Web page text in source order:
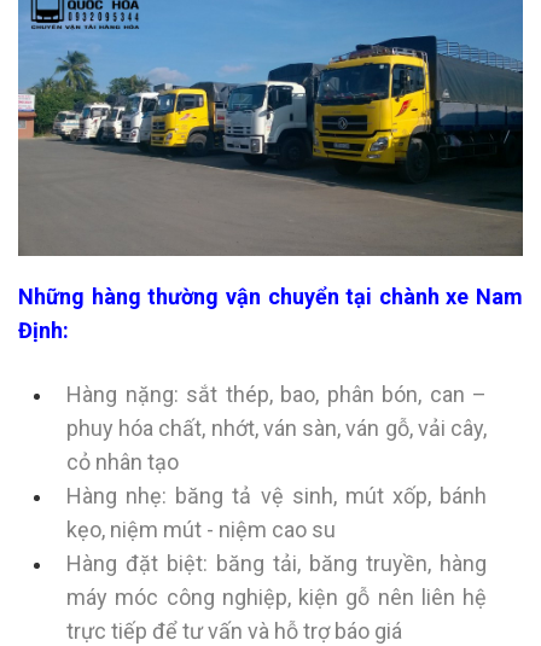
Những hàng thường vận chuyển tại chành xe Nam
Định:
Hàng nặng: sắt thép, bao, phân bón, can –
phuy hóa chất, nhớt, ván sàn, ván gỗ, vải cây,
cỏ nhân tạo
Hàng nhẹ: băng tả vệ sinh, mút xốp, bánh
kẹo, niệm mút - niệm cao su
Hàng đặt biệt: băng tải, băng truyền, hàng
máy móc công nghiệp, kiện gỗ nên liên hệ
trực tiếp để tư vấn và hỗ trợ báo giá